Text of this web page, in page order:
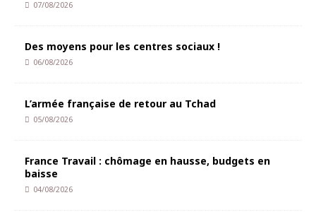
07/08/2026
Des moyens pour les centres sociaux !
06/08/2026
L’armée française de retour au Tchad
05/08/2026
France Travail : chômage en hausse, budgets en
baisse
04/08/2026